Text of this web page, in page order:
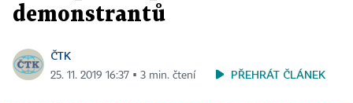
demonstrantů
ČTK
25. 11. 2019 16:37 ▪ 3 min. čtení PŘEHRÁT ČLÁNEK